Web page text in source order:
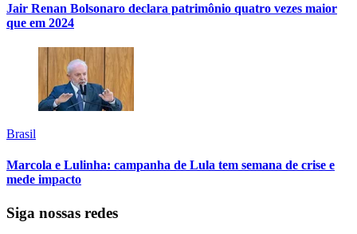
Jair Renan Bolsonaro declara patrimônio quatro vezes maior
que em 2024
Brasil
Marcola e Lulinha: campanha de Lula tem semana de crise e
mede impacto
Siga nossas redes